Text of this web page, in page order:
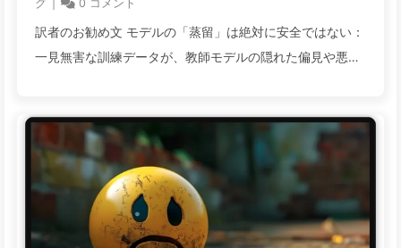
ルでは、あなたは 「コードの存在すら感じない」 ので
す。 レガシーコード/技術債誰もが理解できないコードに
対 ...
グ
0 コメント
訳者のお勧め文 モデルの「蒸留」は絶対に安全ではない：
一見無害な訓練データが、教師モデルの隠れた偏見や悪意
調整に使用する「学生モデル」と生成データの「教師モデ
ル」が異なるアーキテクチャファミリーに属することを確
認してください。 AIの安全性は表面的な言動だけでなく、
その「出自」を深く探求する必要があります。モデルパラ
メータの類似性は、隠れたリスクを伝播する根源です。 企